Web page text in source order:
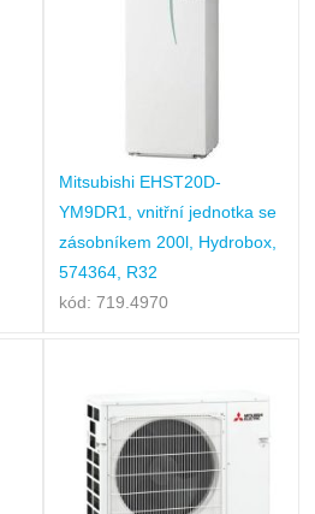
Mitsubishi EHST20D-
YM9DR1, vnitřní jednotka se
zásobníkem 200l, Hydrobox,
574364, R32
kód: 719.4970